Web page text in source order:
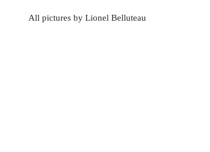
All pictures by Lionel Belluteau